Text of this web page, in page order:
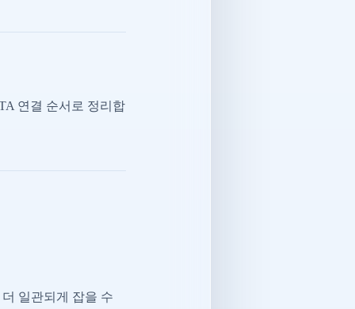
연결 순서로 정리합
일관되게 잡을 수